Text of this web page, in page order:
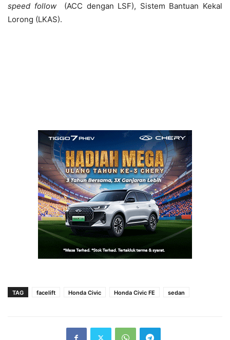
speed follow(ACC dengan LSF), Sistem Bantuan Kekal
Lorong (LKAS).
TAG facelift Honda Civic Honda Civic FE sedan